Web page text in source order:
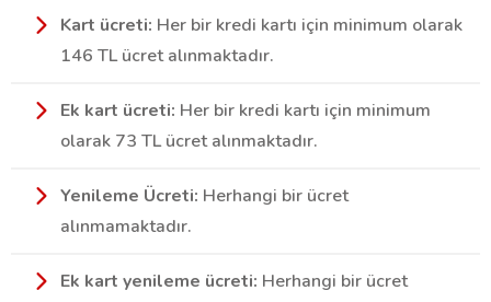
Kart ücreti: Her bir kredi kartı için minimum olarak
146 TL ücret alınmaktadır.
Ek kart ücreti: Her bir kredi kartı için minimum
olarak 73 TL ücret alınmaktadır.
Yenileme Ücreti: Herhangi bir ücret
alınmamaktadır.
Ek kart yenileme ücreti: Herhangi bir ücret